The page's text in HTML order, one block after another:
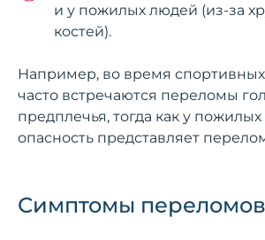
и у пожилых людей (из-за
костей).
Например, во время
часто встречаются переломы
предплечья, тогда как у
опасность представляет
Симптомы переломов